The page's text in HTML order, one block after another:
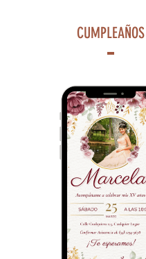
CUMPLEAÑOS